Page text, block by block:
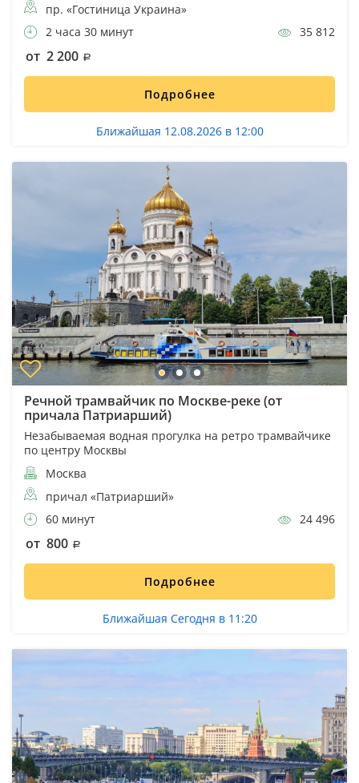
пр. «Гостиница Украина»
2 часа 30 минут
35 812
от 2 200
Подробнее
Ближайшая 12.08.2026 в 12:00
Речной трамвайчик по Москве-реке (от
причала Патриарший)
Незабываемая водная прогулка на ретро трамвайчике
по центру Москвы
Москва
причал «Патриарший»
60 минут
24 496
от 800
Подробнее
Ближайшая Сегодня в 11:20